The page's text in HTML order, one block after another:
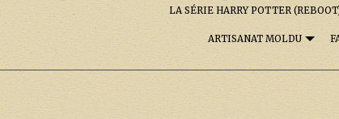
LA SÉRIE HARRY POTTER
ARTISANAT MOLDU